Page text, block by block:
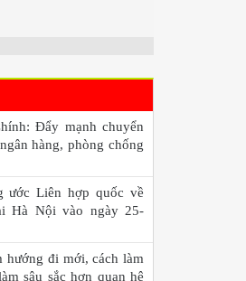
Đẩy mạnh chuyển
hàng, phòng chống
ước Liên hợp quốc về
Hà Nội vào ngày 25-
hướng đi mới, cách làm
sâu sắc hơn quan hệ